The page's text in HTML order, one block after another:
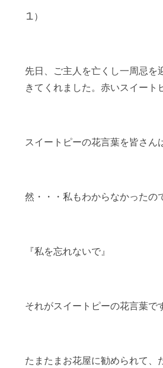
1）
先日、ご主人を亡くし一周忌
きてくれました。赤いスイート
スイートピーの花言葉を皆さん
然・・・私もわからなかった
『私を忘れないで』
それがスイートピーの花言葉で
たまたまお花屋に勧められて